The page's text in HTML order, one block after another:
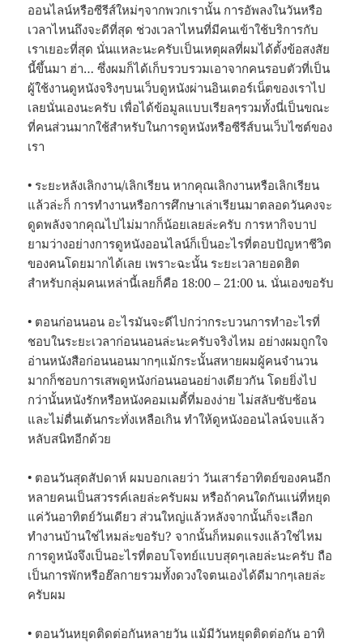
ออนไลน์หรือซีรีส์ใหม่ๆจากพวกเรานั้น การอัพลงในวันหรือ
เวลาไหนถึงจะดีที่สุด ช่วงเวลาไหนที่มีคนเข้าใช้บริการกับ
เราเยอะที่สุด นั่นแหละนะครับเป็นเหตุผลที่ผมได้ตั้งข้อสงสัย
นี้ขึ้นมา ฮ่า… ซึ่งผมก็ได้เก็บรวบรวมเอาจากคนรอบตัวที่เป็น
ผู้ใช้งานดูหนังจริงๆบนเว็บดูหนังผ่านอินเตอร์เน็ตของเราไป
เลยนั่นเองนะครับ เพื่อได้ข้อมูลแบบเรียลๆรวมทั้งนี่เป็นขณะ
ที่คนส่วนมากใช้สำหรับในการดูหนังหรือซีรีส์บนเว็บไซต์ของ
เรา
• ระยะหลังเลิกงาน/เลิกเรียน หากคุณเลิกงานหรือเลิกเรียน
แล้วล่ะก็ การทำงานหรือการศึกษาเล่าเรียนมาตลอดวันคงจะ
ดูดพลังจากคุณไปไม่มากก็น้อยเลยล่ะครับ การหากิจบาป
ยามว่างอย่างการดูหนังออนไลน์ก็เป็นอะไรที่ตอบปัญหาชีวิต
ของคนโดยมากได้เลย เพราะฉะนั้น ระยะเวลายอดฮิต
สำหรับกลุ่มคนเหล่านี้เลยก็คือ 18:00 – 21:00 น. นั่นเองขอรับ
• ตอนก่อนนอน อะไรมันจะดีไปกว่ากระบวนการทำอะไรที่
ชอบในระยะเวลาก่อนนอนล่ะนะครับจริงไหม อย่างผมถูกใจ
อ่านหนังสือก่อนนอนมากๆแม้กระนั้นสหายผมผู้คนจำนวน
มากก็ชอบการเสพดูหนังก่อนนอนอย่างเดียวกัน โดยยิ่งไป
กว่านั้นหนังรักหรือหนังคอมเมดี้ที่มองง่าย ไม่สลับซับซ้อน
และไม่ตื่นเต้นกระทั่งเหลือเกิน ทำให้ดูหนังออนไลน์จบแล้ว
หลับสนิทอีกด้วย
• ตอนวันสุดสัปดาห์ ผมบอกเลยว่า วันเสาร์อาทิตย์ของคนอีก
หลายคนเป็นสวรรค์เลยล่ะครับผม หรือถ้าคนใดกันแน่ที่หยุด
แค่วันอาทิตย์วันเดียว ส่วนใหญ่แล้วหลังจากนั้นก็จะเลือก
ทำงานบ้านใช่ไหมล่ะขอรับ? จากนั้นก็หมดแรงแล้วใช่ไหม
การดูหนังจึงเป็นอะไรที่ตอบโจทย์แบบสุดๆเลยล่ะนะครับ ถือ
เป็นการพักหรือฮ๊ลกายรวมทั้งดวงใจตนเองได้ดีมากๆเลยล่ะ
ครับผม
• ตอนวันหยุดติดต่อกันหลายวัน แม้มีวันหยุดติดต่อกัน อาทิ